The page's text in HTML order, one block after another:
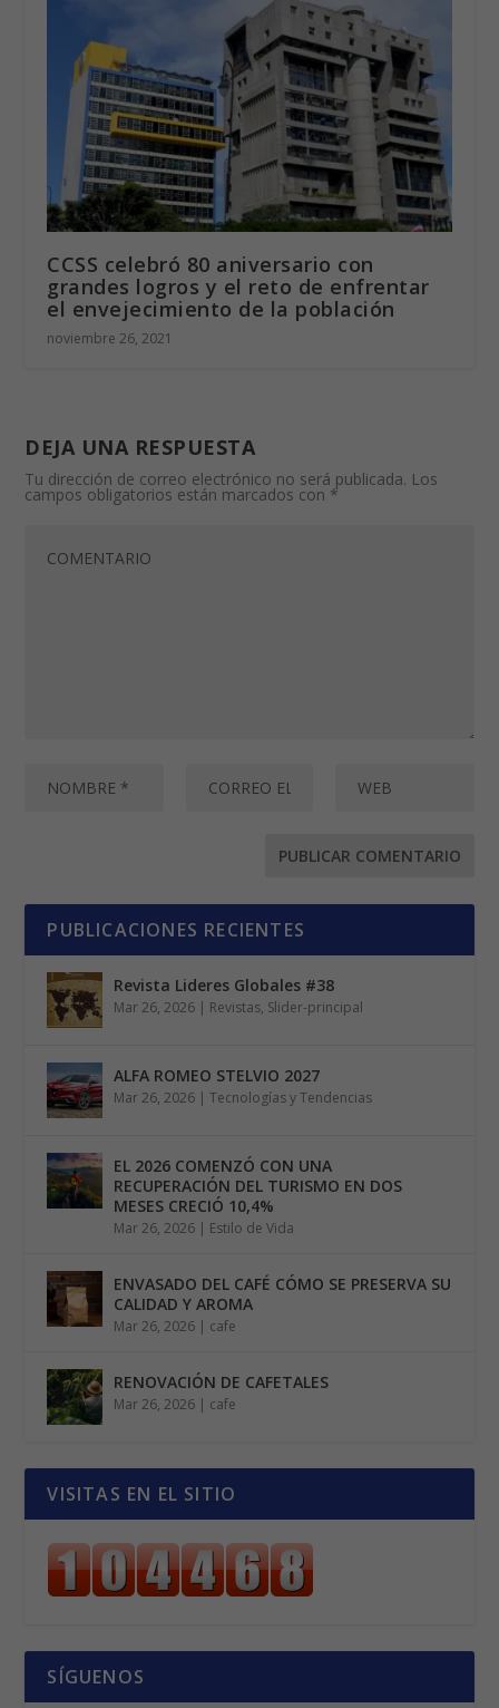
CCSS celebró 80 aniversario con
grandes logros y el reto de enfrentar
el envejecimiento de la población
noviembre 26, 2021
DEJA UNA RESPUESTA
Tu dirección de correo electrónico no será publicada. Los
campos obligatorios están marcados con *
PUBLICACIONES RECIENTES
Revista Lideres Globales #38
Mar 26, 2026 | Revistas, Slider-principal
ALFA ROMEO STELVIO 2027
Mar 26, 2026 |Tecnologías y Tendencias
EL 2026 COMENZÓ CON UNA
RECUPERACIÓN DEL TURISMO EN DOS
MESES CRECIÓ 10,4%
Mar 26, 2026 | Estilo de Vida
ENVASADO DEL CAFÉ CÓMO SE PRESERVA SU
CALIDAD Y AROMA
Mar 26, 2026 | cafe
RENOVACIÓN DE CAFETALES
Mar 26, 2026 | cafe
VISITAS EN EL SITIO
SÍGUENOS